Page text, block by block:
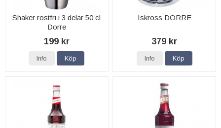
Shaker rostfri i 3 delar 50 cl
Dorre
199 kr
Info Köp
Iskross DORRE
379 kr
Info Köp